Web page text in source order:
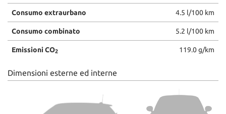
Consumo extraurbano 4.5 l/100 km
Consumo combinato 5.2 l/100 km
Emissioni CO2 119.0 g/km
Dimensioni esterne ed interne